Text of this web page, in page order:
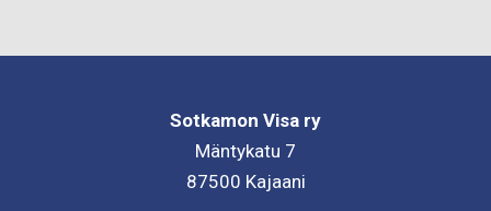
Sotkamon Visa ry
Mäntykatu 7
87500 Kajaani